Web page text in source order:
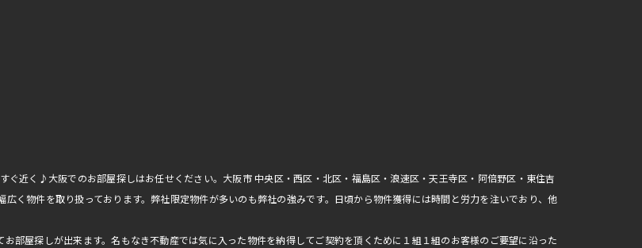
ぐ近く♪大阪でのお部屋探しはお任せください。大阪市 中央区・西区・北区・福島区・浪速区・天王寺区・阿倍野区・東住吉
く物件を取り扱っております。弊社限定物件が多いのも弊社の強みです。日頃から物件獲得には時間と労力を注いでおり、他
部屋探しが出来ます。名もなき不動産では気に入った物件を納得してご契約を頂くために１組１組のお客様のご要望に沿った